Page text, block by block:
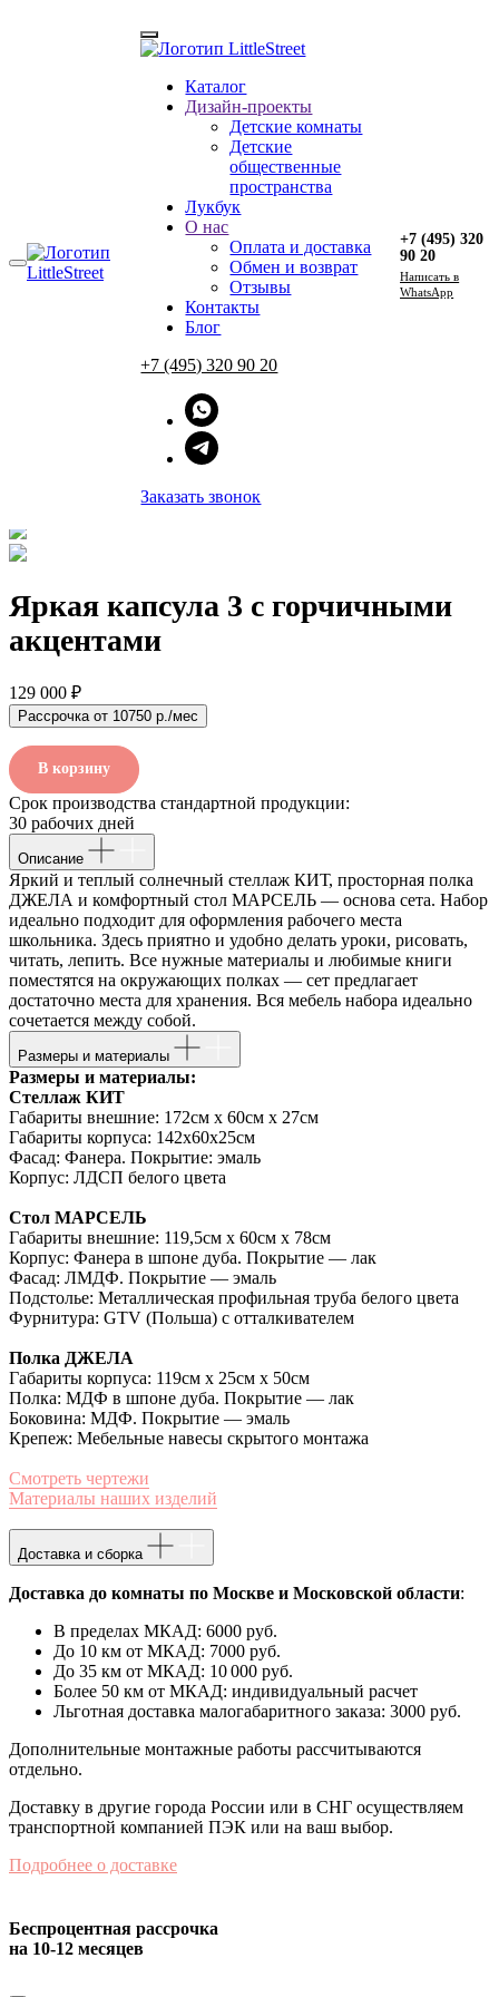
Каталог
Дизайн-проекты
Детские комнаты
Детские
общественные
пространства
Лукбук
О нас
Оплата и доставка
Обмен и возврат
Отзывы
Контакты
Блог
+7 (495) 320 90 20
Заказать звонок
+7 (495) 320
90 20
Напиcать в
WhatsApp
Школьные капсулы на заказ
Яркая капсула 3 с горчичными акцентами
Яркая капсула 3 с горчичными
акцентами
129 000 ₽
Рассрочка от 10750 р./мес
В корзину
Срок производства стандартной продукции:
30 рабочих дней
Описание
Яркий и теплый солнечный стеллаж КИТ, просторная полка
ДЖЕЛА и комфортный стол МАРСЕЛЬ — основа сета. Набор
идеально подходит для оформления рабочего места
школьника. Здесь приятно и удобно делать уроки, рисовать,
читать, лепить. Все нужные материалы и любимые книги
поместятся на окружающих полках — сет предлагает
достаточно места для хранения. Вся мебель набора идеально
сочетается между собой.
Размеры и материалы
Размеры и материалы:
Стеллаж КИТ
Габариты внешние: 172см х 60см х 27см
Габариты корпуса: 142х60х25см
Фасад: Фанера. Покрытие: эмаль
Корпус: ЛДСП белого цвета
Стол МАРСЕЛЬ
Габариты внешние: 119,5см х 60см х 78см
Корпус: Фанера в шпоне дуба. Покрытие — лак
Фасад: ЛМДФ. Покрытие — эмаль
Подстолье: Металлическая профильная труба белого цвета
Фурнитура: GTV (Польша) с отталкивателем
Полка ДЖЕЛА
Габариты корпуса: 119см х 25см х 50см
Полка: МДФ в шпоне дуба. Покрытие — лак
Боковина: МДФ. Покрытие — эмаль
Крепеж: Мебельные навесы скрытого монтажа
Смотреть чертежи
Материалы наших изделий
Доставка и сборка
Доставка до комнаты по Москве и Московской области:
В пределах МКАД: 6000 руб.
До 10 км от МКАД: 7000 руб.
До 35 км от МКАД: 10 000 руб.
Более 50 км от МКАД: индивидуальный расчет
Льготная доставка малогабаритного заказа: 3000 руб.
Дополнительные монтажные работы рассчитываются
отдельно.
Доставку в другие города России или в СНГ осуществляем
транспортной компанией ПЭК или на ваш выбор.
Подробнее о доставке
Беспроцентная рассрочка
на 10-12 месяцев